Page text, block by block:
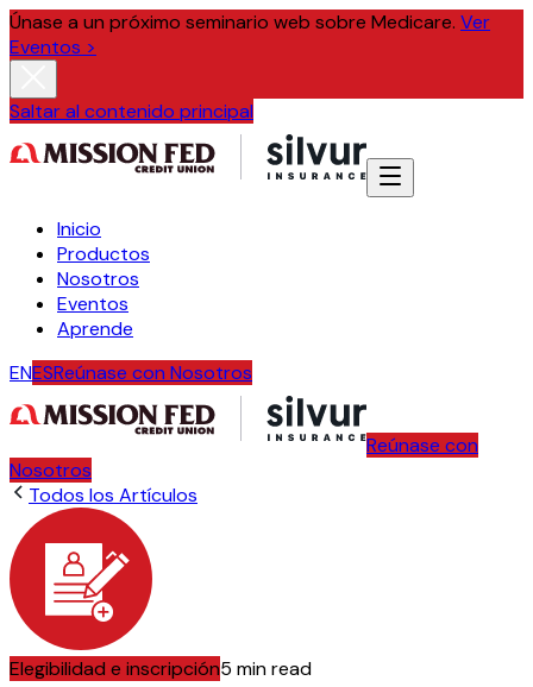
Únase a un próximo seminario web sobre Medicare. Ver
Eventos >
Saltar al contenido principal
Inicio
Productos
Nosotros
Eventos
Aprende
ENESReúnase con Nosotros
Reúnase con
Nosotros
Todos los Artículos
Elegibilidad e inscripción5 min read